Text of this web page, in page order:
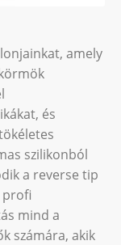
amely
és
szilikonból
a reverse tip
profi
mind a
számára, akik